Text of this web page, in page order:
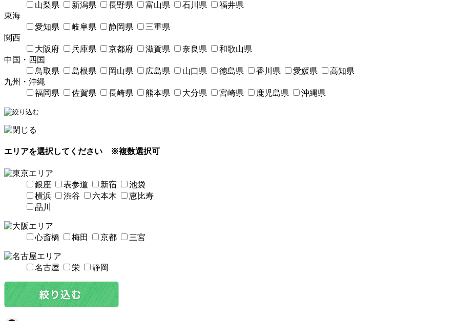
山梨県
新潟県 長野県 富山県 石川県
福井県
東海
愛知県
岐阜県 静岡県
三重県
関西
大阪府
兵庫県 京都府 滋賀県 奈良県
和歌山県
中国・四国
鳥取県
島根県 岡山県 広島県 山口県 徳島県 香川県 愛媛県
高知県
九州・沖縄
福岡県
佐賀県 長崎県 熊本県 大分県 宮崎県 鹿児島県 沖縄県
エリアを選択してください ※複数選択可
銀座 表参道 新宿
池袋
横浜
渋谷 六本木
恵比寿
品川
心斎橋 梅田 京都 三宮
名古屋 栄 静岡